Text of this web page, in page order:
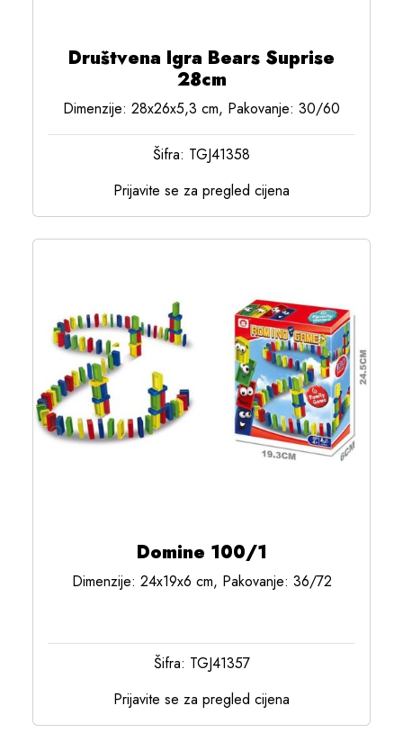
Društvena Igra Bears Suprise
28cm
Dimenzije: 28x26x5,3 cm, Pakovanje: 30/60
Šifra: TGJ41358
Prijavite se za pregled cijena
Domine 100/1
Dimenzije: 24x19x6 cm, Pakovanje: 36/72
Šifra: TGJ41357
Prijavite se za pregled cijena